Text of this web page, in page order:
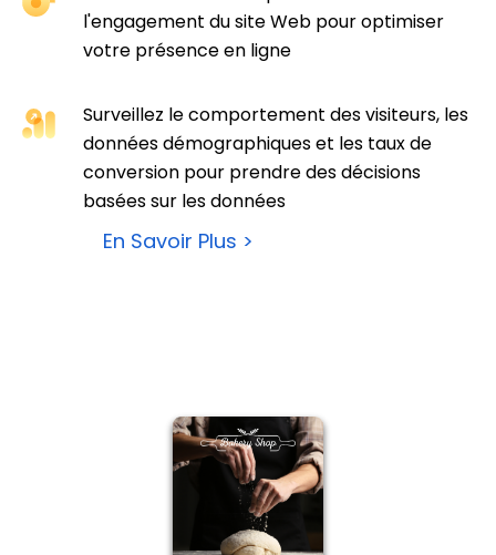
l'engagement du site Web pour optimiser
votre présence en ligne
Surveillez le comportement des visiteurs, les
données démographiques et les taux de
conversion pour prendre des décisions
basées sur les données
En Savoir Plus >